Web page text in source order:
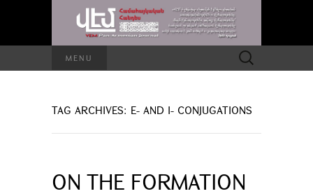
MENU
Search
for:
TAG ARCHIVES: E- AND I- CONJUGATIONS
ON THE FORMATION